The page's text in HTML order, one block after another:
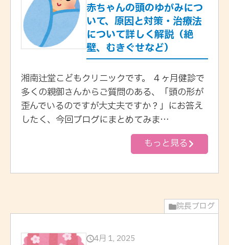
赤ちゃんの頭のゆがみにつ
いて、原因と対策・治療法
について詳しく解説（絶
壁、むきぐせなど）
湘南辻堂こどもクリニックです。 ４ヶ月健診で
多くの親御さんからご質問のある、「頭の形が
歪んでいるのですが大丈夫ですか？」にお答え
したく、今回ブログにまとめてみま…
もっと見る
院長ブログ
4月 1, 2025